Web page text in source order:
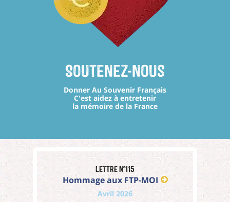
Soutenez-nous
Donner Au Souvenir Français
C'est aidez à entretenir
la mémoire de la France
Lettre n°115
Hommage aux FTP-MOI
Avril 2026